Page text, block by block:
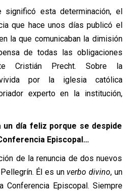
esta determinación, el
que hace unos días publicó el
la que comunicaban la dimisión
de todas las obligaciones
Cristián Precht. Sobre la
vivida por la iglesia católica
experto en la institución,
un día feliz porque se despide
Episcopal…
de la renuncia de dos nuevos
Él es un verbo divino, un
Episcopal. Siempre